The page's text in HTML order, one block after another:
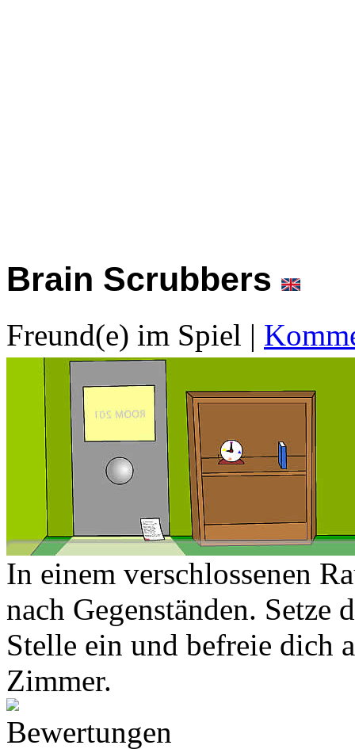
Brain Scrubbers
Freund(e) im Spiel |
In einem verschlossenen
nach Gegenständen. Setze
Stelle ein und befreie dich
Zimmer.
Bewertungen